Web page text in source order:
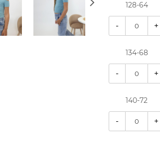
128-64
- +
134-68
- +
140-72
- +